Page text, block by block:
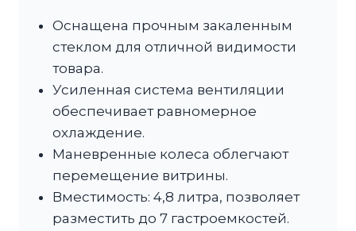
Оснащена прочным закаленным
стеклом для отличной видимости
товара.
Усиленная система вентиляции
обеспечивает равномерное
охлаждение.
Маневренные колеса облегчают
перемещение витрины.
Вместимость: 4,8 литра, позволяет
разместить до 7 гастроемкостей.